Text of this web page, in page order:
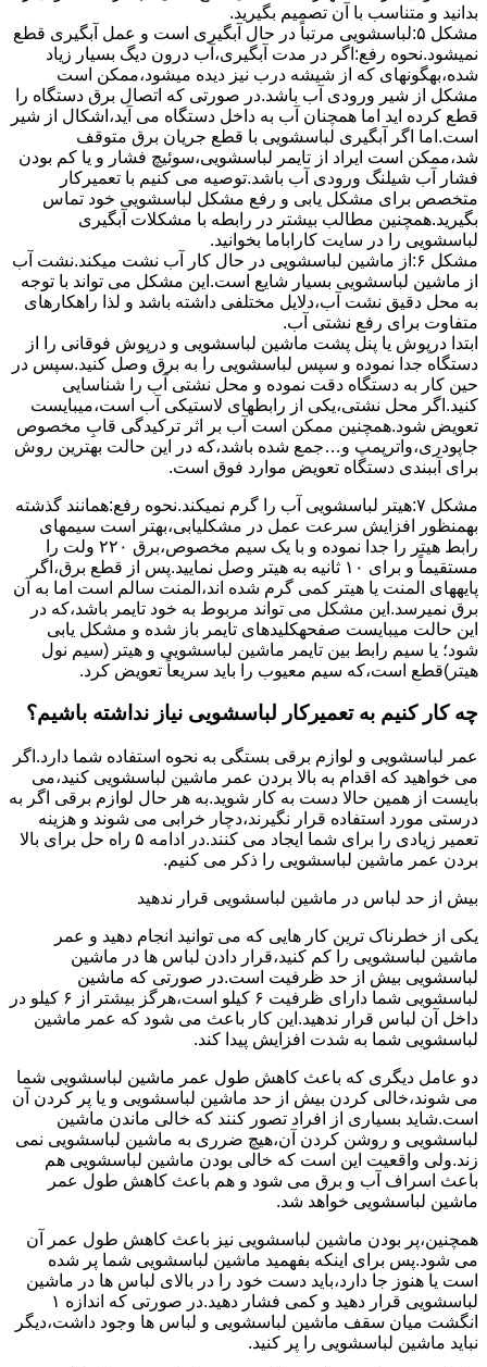
بدانید و متناسب با آن تصمیم بگیرید.
مشکل ۵:لباسشویی مرتباً در ﺣﺎل آﺑﮕﯿﺮی اﺳﺖ و ﻋﻤﻞ آﺑﮕﯿﺮی ﻗﻄﻊ
نمیشود.نحوه رﻓﻊ:اﮔﺮ در ﻣﺪت آﺑﮕﯿﺮی،آب درون دﯾﮓ ﺑﺴﯿﺎر زﯾﺎد
ﺷﺪه،بهگونهای ﮐﻪ از ﺷﯿﺸﻪ درب ﻧﯿﺰ دﯾﺪه میشود،ممکن است
مشکل از شیر ورودی آب باشد.در صورتی که اتصال برق دستگاه را
قطع کرده اید اما همچنان آب به داخل دستگاه می آید،اشکال از شیر
است.اما اگر آبگیری لباسشویی با قطع جریان برق متوقف
شد،ممکن است ایراد از تایمر لباسشویی،سوئیچ فشار و یا کم بودن
فشار آب شیلنگ ورودی آب باشد.توصیه می کنیم با تعمیرکار
متخصص برای مشکل یابی و رفع مشکل لباسشویی خود تماس
بگیرید.همچنین مطالب بیشتر در رابطه با مشکلات آبگیری
لباسشویی را در سایت کاراباما بخوانید.
مشکل ۶:از ﻣﺎﺷﯿﻦ لباسشویی در ﺣﺎل ﮐﺎر آب ﻧﺸﺖ میکند.نشت آب
از ماشین لباسشویی بسیار شایع است.این مشکل می تواند با توجه
به محل دقیق نشت آب،دلایل مختلفی داشته باشد و لذا راهکارهای
متفاوت برای رفع نشتی آب.
ابتدا درپوش یا پنل ﭘﺸﺖ ﻣﺎﺷﯿﻦ لباسشویی و درپوش ﻓﻮﻗﺎﻧﯽ را از
دستگاه ﺟﺪا ﻧﻤﻮده و ﺳﭙﺲ لباسشویی را ﺑﻪ ﺑﺮق وصل ﮐﻨﯿﺪ.سپس در
حین کار به دستگاه دقت نموده و ﻣﺤﻞ نشتی آب را ﺷﻨﺎﺳﺎﯾﯽ
کنید.اﮔﺮ ﻣﺤﻞ نشتی،ﯾﮑﯽ از رابطهای ﻻﺳﺘﯿﮑﯽ آب اﺳﺖ،میبایست
ﺗﻌﻮﯾﺾ شود.همچنین ﻣﻤﮑﻦ اﺳﺖ آب بر اثر ﺗﺮﮐﯿﺪﮔﯽ قابِ ﻣﺨﺼﻮص
ﺟﺎﭘﻮدری،واترپمپ و…جمع شده ﺑﺎﺷﺪ،ﮐﻪ در این حالت بهترین روش
برای آببندی دستگاه ﺗﻌﻮﯾﺾ ﻣﻮارد ﻓﻮق اﺳﺖ.
مشکل ۷:ﻫﯿﺘﺮ لباسشویی آب را ﮔﺮم نمیکند.نحوه رﻓﻊ:ﻫﻤﺎﻧﻨﺪ ﮔﺬﺷﺘﻪ
بهمنظور اﻓﺰاﯾﺶ ﺳﺮﻋﺖ ﻋﻤﻞ در مشکلیابی،بهتر است سیمهای
راﺑﻂ ﻫﯿﺘﺮ را ﺟﺪا ﻧﻤﻮده و ﺑﺎ ﯾﮏ ﺳﯿﻢ ﻣﺨﺼﻮص،برق ۲۲۰ ولت را
مستقیماً و برای ۱۰ ﺛﺎﻧﯿﻪ ﺑﻪ ﻫﯿﺘﺮ وصل نمایید.ﭘﺲ از ﻗﻄﻊ ﺑﺮق،اﮔﺮ
پایههای اﻟﻤﻨﺖ یا هیتر کمی ﮔﺮم ﺷﺪه اند،اﻟﻤﻨﺖ ﺳﺎﻟﻢ است اما ﺑﻪ آن
ﺑﺮق نمیرسد.اﯾﻦ ﻣﺸﮑﻞ می تواند مربوط به ﺧﻮد ﺗﺎﯾﻤﺮ باشد،ﮐﻪ در
این حالت میبایست صفحهکلیدهای ﺗﺎﯾﻤﺮ باز شده و مشکل یابی
شود؛ ﯾﺎ ﺳﯿﻢ راﺑﻂ ﺑﯿﻦ ﺗﺎﯾﻤﺮ ماشین لباسشویی و ﻫﯿﺘﺮ (سیم ﻧﻮل
ﻫﯿﺘﺮ)ﻗﻄﻊ اﺳﺖ،ﮐﻪ ﺳﯿﻢ ﻣﻌﯿﻮب را ﺑﺎﯾﺪ سریعاً ﺗﻌﻮﯾﺾ کرد.
چه کار کنیم به تعمیرکار لباسشویی نیاز نداشته باشیم؟
عمر لباسشویی و لوازم برقی بستگی به نحوه استفاده شما دارد.اگر
می خواهید که اقدام به بالا بردن عمر ماشین لباسشویی کنید،می
بایست از همین حالا دست به کار شوید.به هر حال لوازم برقی اگر به
درستی مورد استفاده قرار نگیرند،دچار خرابی می شوند و هزینه
تعمیر زیادی را برای شما ایجاد می کنند.در ادامه ۵ راه حل برای بالا
بردن عمر ماشین لباسشویی را ذکر می کنیم.
بیش از حد لباس در ماشین لباسشویی قرار ندهید
یکی از خطرناک ترین کار هایی که می توانید انجام دهید و عمر
ماشین لباسشویی را کم کنید،قرار دادن لباس ها در ماشین
لباسشویی بیش از حد ظرفیت است.در صورتی که ماشین
لباسشویی شما دارای ظرفیت ۶ کیلو است،هرگز بیشتر از ۶ کیلو در
داخل آن لباس قرار ندهید.این کار باعث می شود که عمر ماشین
لباسشویی شما به شدت افزایش پیدا کند.
دو عامل دیگری که باعث کاهش طول عمر ماشین لباسشویی شما
می شوند،خالی کردن بیش از حد ماشین لباسشویی و یا پر کردن آن
است.شاید بسیاری از افراد تصور کنند که خالی ماندن ماشین
لباسشویی و روشن کردن آن،هیچ ضرری به ماشین لباسشویی نمی
زند.ولی واقعیت این است که خالی بودن ماشین لباسشویی هم
باعث اسراف آب و برق می شود و هم باعث کاهش طول عمر
ماشین لباسشویی خواهد شد.
همچنین،پر بودن ماشین لباسشویی نیز باعث کاهش طول عمر آن
می شود.پس برای اینکه بفهمید ماشین لباسشویی شما پر شده
است یا هنوز جا دارد،باید دست خود را در بالای لباس ها در ماشین
لباسشویی قرار دهید و کمی فشار دهید.در صورتی که اندازه ۱
انگشت میان سقف ماشین لباسشویی و لباس ها وجود داشت،دیگر
نباید ماشین لباسشویی را پر کنید.